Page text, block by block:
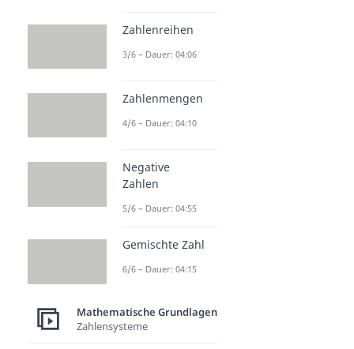
Zahlenreihen
3/6 – Dauer: 04:06
Zahlenmengen
4/6 – Dauer: 04:10
Negative
Zahlen
5/6 – Dauer: 04:55
Gemischte Zahl
6/6 – Dauer: 04:15
Mathematische Grundlagen
Zahlensysteme